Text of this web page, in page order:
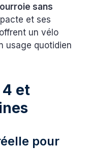
sans
et ses
un vélo
usage quotidien
4 et
pour